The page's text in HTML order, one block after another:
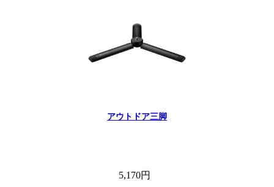
アウトドア三脚
5,170円